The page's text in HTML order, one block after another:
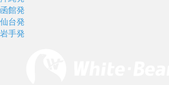
函館発
仙台発
岩手発